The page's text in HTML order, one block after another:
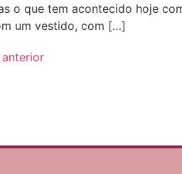
o que tem acontecido hoje
um vestido, com […]
anterior